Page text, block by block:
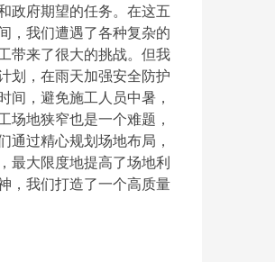
政府期望的任务。在这五
，我们遭遇了各种复杂的
带来了很大的挑战。但我
划，在雨天加强安全防护
间，避免施工人员中暑，
场地狭窄也是一个难题，
通过精心规划场地布局，
最大限度地提高了场地利
，我们打造了一个高质量